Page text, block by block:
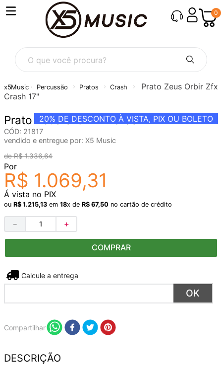
0
O que você procura?
Percussão Pratos Crash
Prato Zeus Orbir Zfx
Crash 17"
20% DE DESCONTO À VISTA, PIX OU BOLETO
Prato Zeus Orbir Zfx Crash 17"
CÓD: 21817
vendido e entregue por: X5 Music
R$ 1.336,64
Por
R$ 1.069,31
Á vista no PIX
ou R$ 1.215,13 em 18x de R$ 67,50 no cartão de crédito
＋
－
COMPRAR
Não sei meu CEP
Compartilhar
DESCRIÇÃO